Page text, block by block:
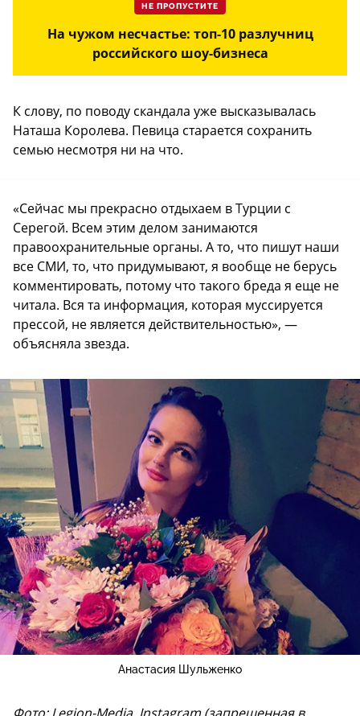
НЕ ПРОПУСТИТЕ
На чужом несчастье: топ-10 разлучниц
российского шоу-бизнеса
К слову, по поводу скандала уже высказывалась
Наташа Королева. Певица старается сохранить
семью несмотря ни на что.
«Сейчас мы прекрасно отдыхаем в Турции с
Серегой. Всем этим делом занимаются
правоохранительные органы. А то, что пишут наши
все СМИ, то, что придумывают, я вообще не берусь
комментировать, потому что такого бреда я еще не
читала. Вся та информация, которая муссируется
прессой, не является действительностью», —
объясняла звезда.
Анастасия Шульженко